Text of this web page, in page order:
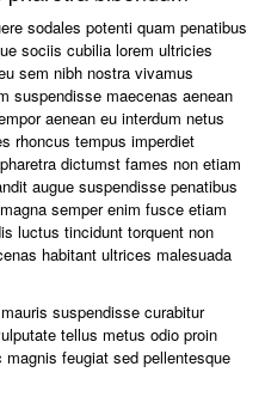
sodales potenti quam penatibus
sociis cubilia lorem ultricies
sem nibh nostra vivamus
suspendisse maecenas aenean
aenean eu interdum netus
rhoncus tempus imperdiet
dictumst fames non etiam
augue suspendisse penatibus
semper enim fusce etiam
luctus tincidunt torquent non
habitant ultrices malesuada
suspendisse curabitur
tellus metus odio proin
feugiat sed pellentesque